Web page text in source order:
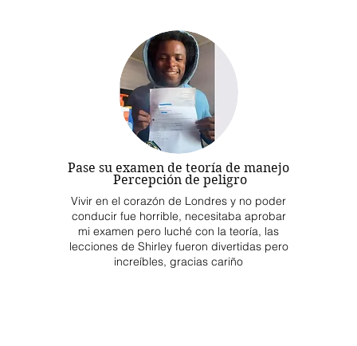
Pase su examen de teoría de manejo
Percepción de peligro
Vivir en el corazón de Londres y no poder
conducir fue horrible, necesitaba aprobar
mi examen pero luché con la teoría, las
lecciones de Shirley fueron divertidas pero
increíbles, gracias cariño